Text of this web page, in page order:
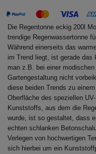
Die Regentonne eckig 200l
trendige Regenwassertonne
Während einerseits das
im Trend liegt, ist gerade das
man z.B. bei einer
Gartengestaltung nicht
diese beiden Trends zu
Oberfläche des speziellen
Kunststoffs, aus dem die
wurde, ist so gestaltet, dass
echten schlanken
Verlegen von hochwertigen
sich hierbei um ein